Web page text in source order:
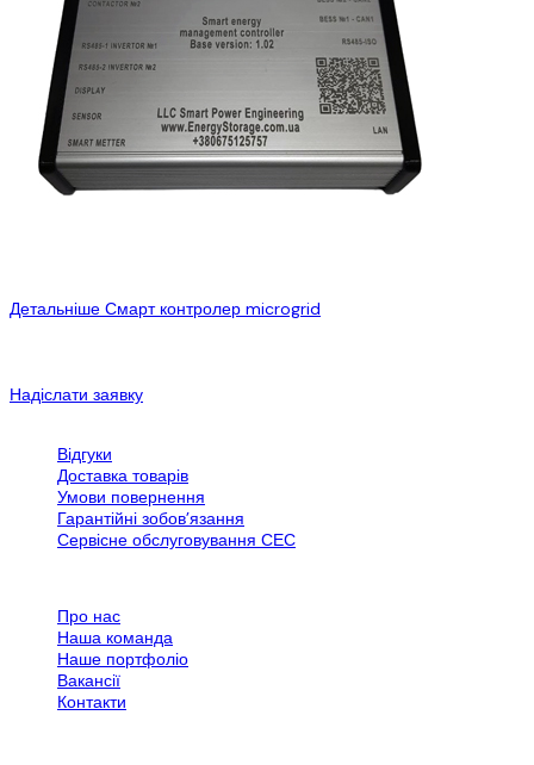
Детальніше Смарт контролер microgrid
Надіслати заявку
Відгуки
Доставка товарів
Умови повернення
Гарантійні зобов’язання
Сервісне обслуговування СЕС
Про нас
Наша команда
Наше портфоліо
Вакансії
Контакти